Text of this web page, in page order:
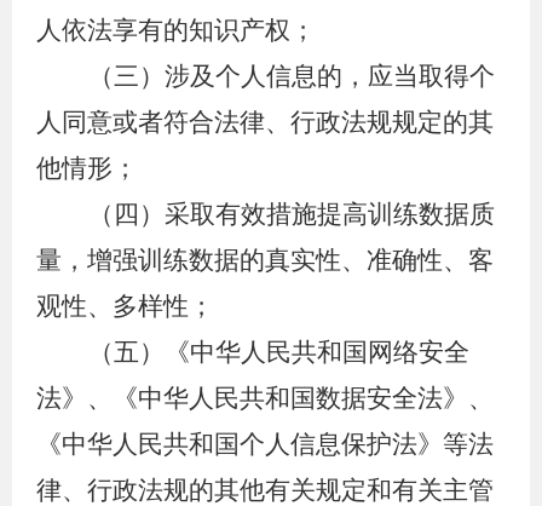
人依法享有的知识产权；
（三）涉及个人信息的，应当取得个
人同意或者符合法律、行政法规规定的其
他情形；
（四）采取有效措施提高训练数据质
量，增强训练数据的真实性、准确性、客
观性、多样性；
（五）《中华人民共和国网络安全
法》、《中华人民共和国数据安全法》、
《中华人民共和国个人信息保护法》等法
律、行政法规的其他有关规定和有关主管